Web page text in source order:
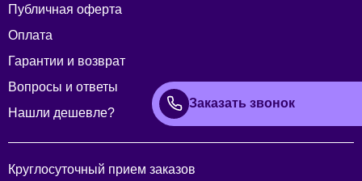
Публичная оферта
Оплата
Гарантии и возврат
Вопросы и ответы
Нашли дешевле?
Заказать звонок
Круглосуточный прием заказов